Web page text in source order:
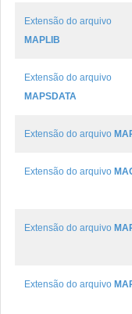
Extensão do arquivo
MAPLIB
Extensão do arquivo
MAPSDATA
Extensão do arquivo
Extensão do arquivo
Extensão do arquivo
Extensão do arquivo